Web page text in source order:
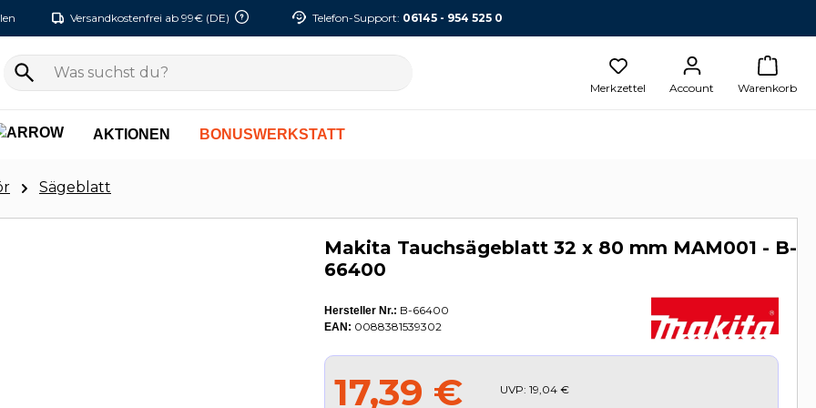
Versandkostenfrei ab 99€ (DE) Telefon-Support: 06145 - 954 525 0
Merkzettel Account Warenkorb
AKTIONEN BONUSWERKSTATT
Sägeblatt
Makita Tauchsägeblatt 32 x 80 mm MAM001 - B-
66400
Hersteller Nr.: B-66400
EAN: 0088381539302
17,39 € UVP: 19,04 €